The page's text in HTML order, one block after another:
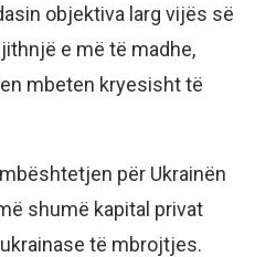
objektiva larg vijës së
e më të madhe,
mbeten kryesisht të
për Ukrainën
shumë kapital privat
të mbrojtjes.